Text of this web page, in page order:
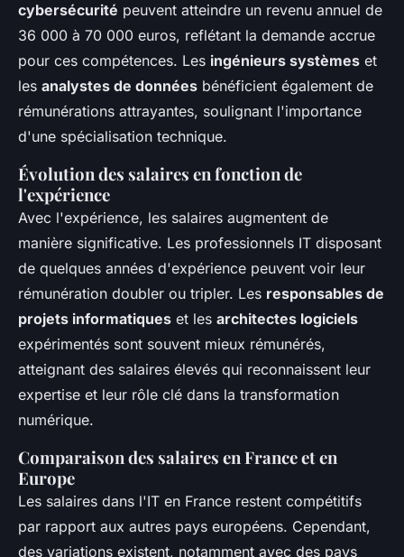
cybersécurité peuvent atteindre un revenu annuel de
36 000 à 70 000 euros, reflétant la demande accrue
pour ces compétences. Les ingénieurs systèmes et
les analystes de données bénéficient également de
rémunérations attrayantes, soulignant l'importance
d'une spécialisation technique.
Évolution des salaires en fonction de
l'expérience
Avec l'expérience, les salaires augmentent de
manière significative. Les professionnels IT disposant
de quelques années d'expérience peuvent voir leur
rémunération doubler ou tripler. Les responsables de
projets informatiques et les architectes logiciels
expérimentés sont souvent mieux rémunérés,
atteignant des salaires élevés qui reconnaissent leur
expertise et leur rôle clé dans la transformation
numérique.
Comparaison des salaires en France et en
Europe
Les salaires dans l'IT en France restent compétitifs
par rapport aux autres pays européens. Cependant,
des variations existent, notamment avec des pays